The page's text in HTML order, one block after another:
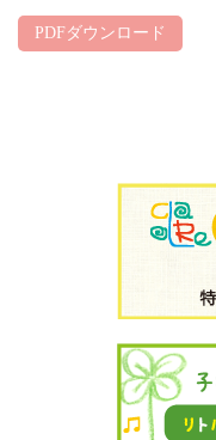
PDFダウンロード